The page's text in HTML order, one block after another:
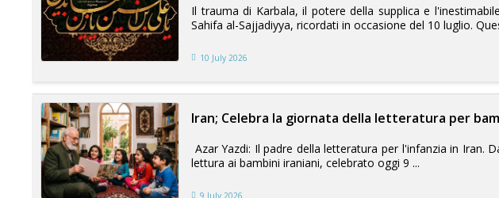
Il trauma di Karbala, il potere della supplica e
Sahifa al-Sajjadiyya, ricordati in occasione del 10 luglio.
10 July 2026
Iran; Celebra la giornata della letteratura per
Azar Yazdi: Il padre della letteratura per l'infanzia in Iran.
lettura ai bambini iraniani, celebrato oggi 9 ...
9 July 2026